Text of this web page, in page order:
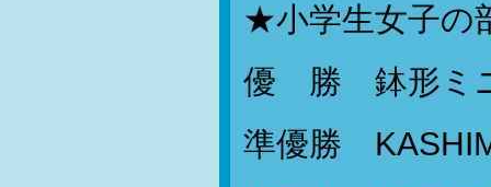
★小学生女子の
優 勝 鉢形ミ
準優勝